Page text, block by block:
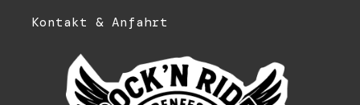
Kontakt & Anfahrt